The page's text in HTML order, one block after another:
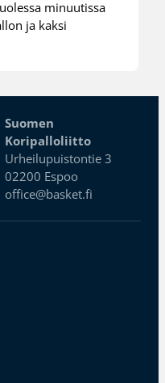
minuutissa
ja kaksi
Suomen
Koripalloliitto
Urheilupuistontie 3
02200 Espoo
office@basket.fi